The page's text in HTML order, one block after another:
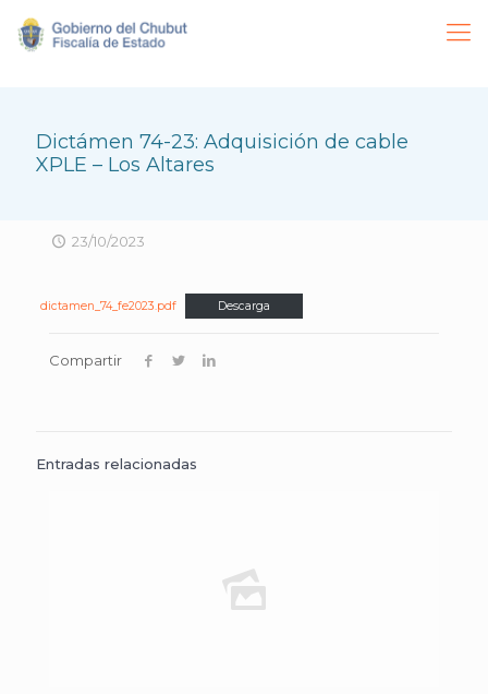
Dictámen 74-23: Adquisición de cable
XPLE – Los Altares
23/10/2023
dictamen_74_fe2023.pdf Descarga
Compartir
Entradas relacionadas